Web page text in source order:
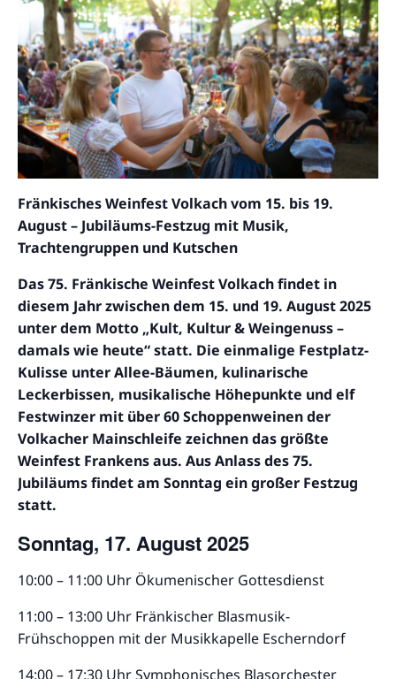
Fränkisches Weinfest Volkach vom 15. bis 19.
August – Jubiläums-Festzug mit Musik,
Trachtengruppen und Kutschen
Das 75. Fränkische Weinfest Volkach findet in
diesem Jahr zwischen dem 15. und 19. August 2025
unter dem Motto „Kult, Kultur & Weingenuss –
damals wie heute“ statt. Die einmalige Festplatz-
Kulisse unter Allee-Bäumen, kulinarische
Leckerbissen, musikalische Höhepunkte und elf
Festwinzer mit über 60 Schoppenweinen der
Volkacher Mainschleife zeichnen das größte
Weinfest Frankens aus. Aus Anlass des 75.
Jubiläums findet am Sonntag ein großer Festzug
statt.
Sonntag, 17. August 2025
10:00 – 11:00 Uhr Ökumenischer Gottesdienst
11:00 – 13:00 Uhr Fränkischer Blasmusik-
Frühschoppen mit der Musikkapelle Escherndorf
14:00 – 17:30 Uhr Symphonisches Blasorchester